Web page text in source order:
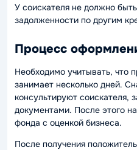
У соискателя не должно
задолженности по другим
Процесс
Необходимо учитывать, что
занимает несколько дней.
консультируют соискателя,
документами. После этого
фонда с оценкой бизнеса.
После получения